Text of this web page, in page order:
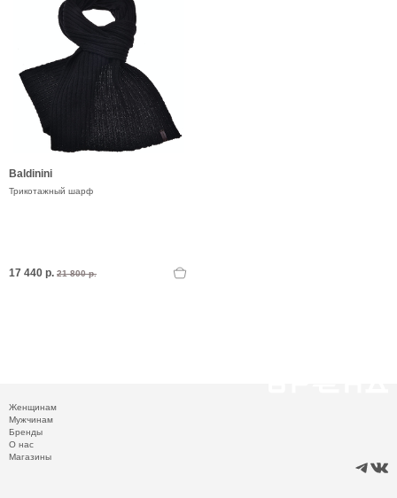
Baldinini
Трикотажный шарф
17 440 р. 21 800 р.
Женщинам
Мужчинам
Бренды
О нас
Магазины